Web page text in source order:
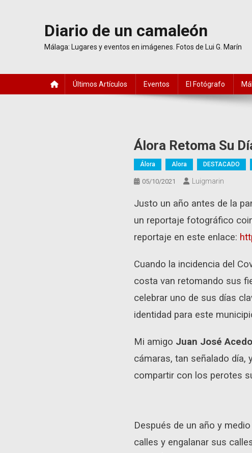
Diario de un camaleón
Málaga: Lugares y eventos en imágenes. Fotos de Lui G. Marín
Últimos Artículos Eventos El Fotógrafo
Álora Retoma Su
Álora Alora DESTACADO
05/10/2021 Luigmarin
Justo un año antes de la
un reportaje fotográfico
reportaje en este enlace:
Cuando la incidencia del
costa van retomando sus
celebrar uno de sus días
identidad para este
Mi amigo Juan José Acedo
cámaras, tan señalado día,
compartir con los perotes
Después de un año y
calles y engalanar sus